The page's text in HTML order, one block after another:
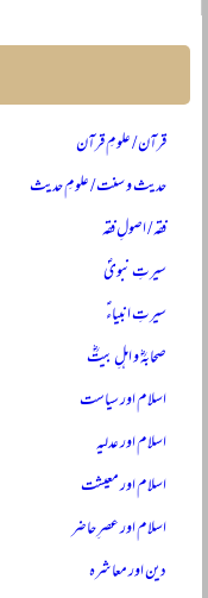
قرآن / علومِ قرآن
حدیث و سنت / علومِ حدیث
فقہ / اصولِ فقہ
سیرتِ نبویؐ
سیرتِ انبیاءؑ
صحابہؓ و اہلِ بیتؓ
اسلام اور سیاست
اسلام اور عدلیہ
اسلام اور معیشت
اسلام اور عصرِ حاضر
دین اور معاشرہ